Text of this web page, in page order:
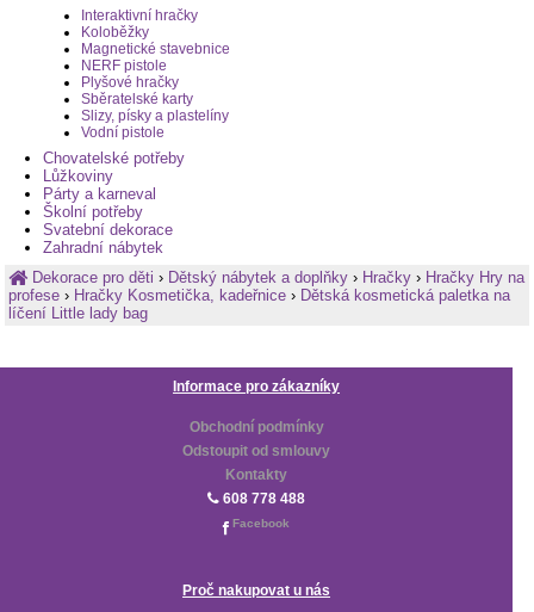
Interaktivní hračky
Koloběžky
Magnetické stavebnice
NERF pistole
Plyšové hračky
Sběratelské karty
Slizy, písky a plastelíny
Vodní pistole
Chovatelské potřeby
Lůžkoviny
Párty a karneval
Školní potřeby
Svatební dekorace
Zahradní nábytek
Dekorace pro děti› Dětský nábytek a doplňky › Hračky › Hračky Hry na
profese › Hračky Kosmetička, kadeřnice › Dětská kosmetická paletka na
líčení Little lady bag
Informace pro zákazníky
Obchodní podmínky
Odstoupit od smlouvy
Kontakty
608 778 488
Facebook
Proč nakupovat u nás